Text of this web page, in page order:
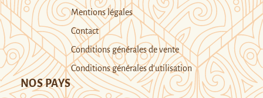
Mentions légales
Contact
Conditions générales de vente
Conditions générales d’utilisation
NOS PAYS